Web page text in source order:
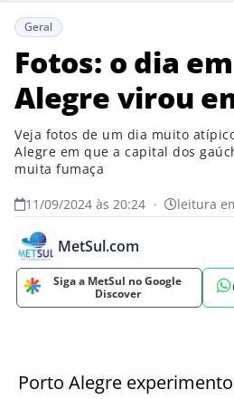
Geral
Fotos: o dia
Alegre virou
Veja fotos de um dia muito
Alegre em que a capital dos
muita fumaça
11/09/2024 às 20:24 • leitura
MetSul.com
Siga a MetSul no Google
Discover
Porto Alegre